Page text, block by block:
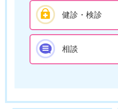
健診・検診
相談